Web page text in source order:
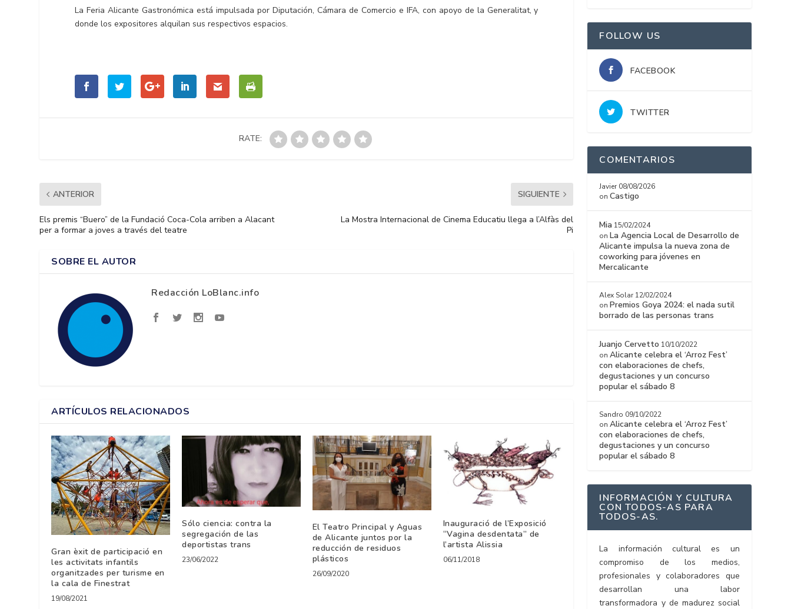
La Feria Alicante Gastronómica está impulsada por Diputación, Cámara de Comercio e IFA, con apoyo de la Generalitat, y
donde los expositores alquilan sus respectivos espacios.
RATE:
ANTERIOR
Els premis “Buero” de la Fundació Coca-Cola arriben a Alacant
per a formar a joves a través del teatre
SIGUIENTE
La Mostra Internacional de Cinema Educatiu llega a l’Alfàs del
Pi
SOBRE EL AUTOR
Redacción LoBlanc.info
ARTÍCULOS RELACIONADOS
Gran èxit de participació en
les activitats infantils
organitzades per turisme en
la cala de Finestrat
19/08/2021
Sólo ciencia: contra la
segregación de las
deportistas trans
23/06/2022
El Teatro Principal y Aguas
de Alicante juntos por la
reducción de residuos
plásticos
26/09/2020
Inauguració de l’Exposició
“Vagina desdentata” de
l’artista Alissia
06/11/2018
FOLLOW US
FACEBOOK
TWITTER
COMENTARIOS
Javier 08/08/2026
onCastigo
Mia 15/02/2024
on La Agencia Local de Desarrollo de
Alicante impulsa la nueva zona de
coworking para jóvenes en
Mercalicante
Alex Solar 12/02/2024
on Premios Goya 2024: el nada sutil
borrado de las personas trans
Juanjo Cervetto 10/10/2022
onAlicante celebra el ‘Arroz Fest’
con elaboraciones de chefs,
degustaciones y un concurso
popular el sábado 8
Sandro 09/10/2022
onAlicante celebra el ‘Arroz Fest’
con elaboraciones de chefs,
degustaciones y un concurso
popular el sábado 8
INFORMACIÓN Y CULTURA
CON TODOS-AS PARA
TODOS-AS.
La información cultural es un
compromiso de los medios,
profesionales y colaboradores que
desarrollan una labor
transformadora y de madurez social